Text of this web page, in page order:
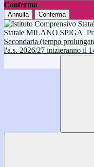
Conferma
Annulla Conferma
Statale MILANO SPIGA
Secondaria (tempo
l'a.s. 2026/27 inizieranno il